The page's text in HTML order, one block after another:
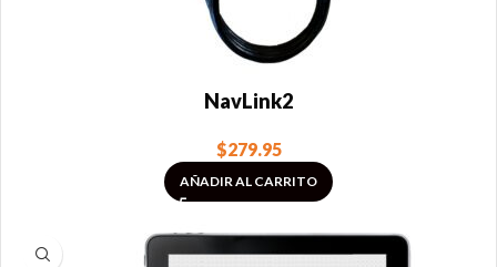
NavLink2
$279.95
AÑADIR AL CARRITO